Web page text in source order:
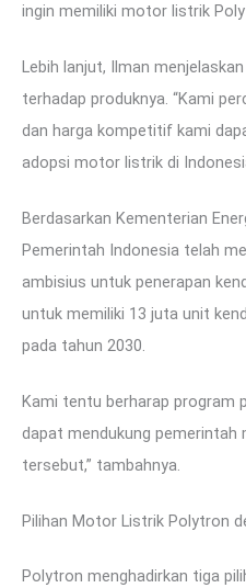
ingin memiliki motor listrik
Lebih lanjut, Ilman
terhadap produknya. “Kami
dan harga kompetitif kami
adopsi motor listrik di
Berdasarkan Kementerian
Pemerintah Indonesia telah
ambisius untuk penerapan
untuk memiliki 13 juta unit
pada tahun 2030.
Kami tentu berharap program
dapat mendukung
tersebut,” tambahnya.
Pilihan Motor Listrik Polytron
Polytron menghadirkan tiga